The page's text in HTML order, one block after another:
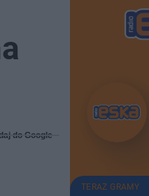
do Google
TERAZ GRAMY